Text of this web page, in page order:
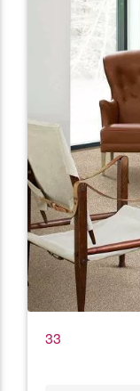
33